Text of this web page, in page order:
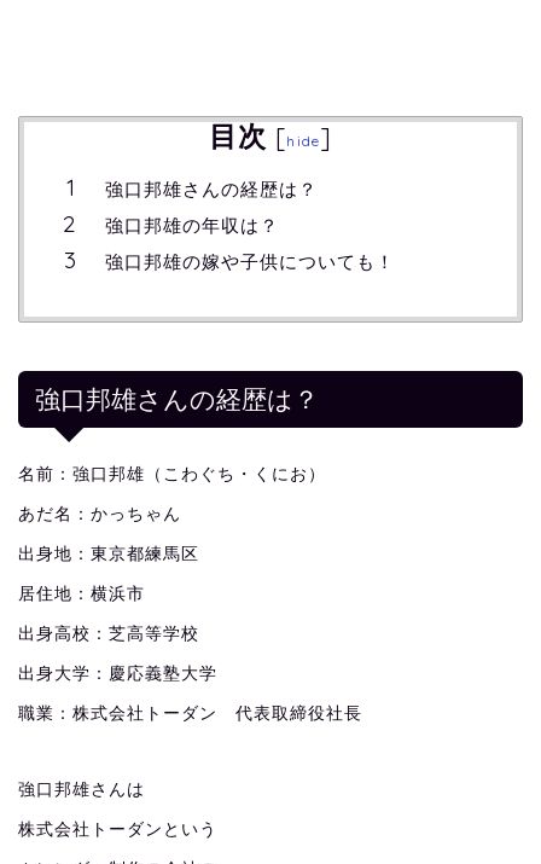
目次 [hide]
強口邦雄さんの経歴は？
強口邦雄の年収は？
強口邦雄の嫁や子供についても！
強口邦雄さんの経歴は？
名前：強口邦雄（こわぐち・くにお）
あだ名：かっちゃん
出身地：東京都練馬区
居住地：横浜市
出身高校：芝高等学校
出身大学：慶応義塾大学
職業：株式会社トーダン 代表取締役社長
強口邦雄さんは
株式会社トーダンという